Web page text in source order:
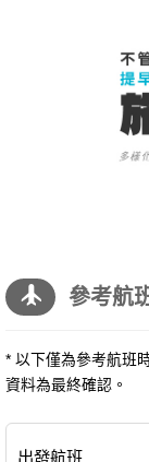
參考航
* 以下僅為參考航班
資料為最終確認。